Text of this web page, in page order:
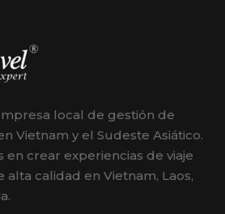
local de gestión de
Vietnam y el Sudeste Asiático.
en crear experiencias de viaje
alta calidad en Vietnam, Laos,